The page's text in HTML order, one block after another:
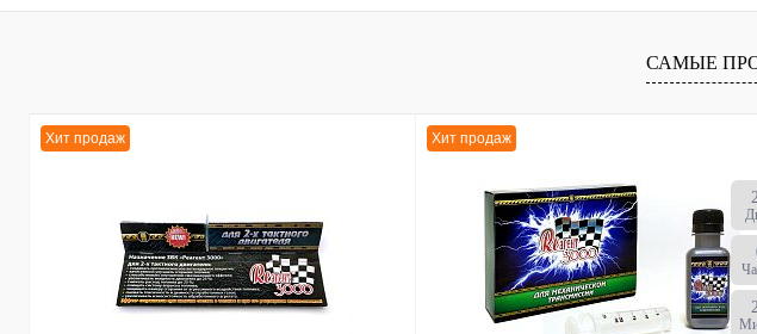
использовать в качестве
САМЫЕ
Хит продаж Хит продаж